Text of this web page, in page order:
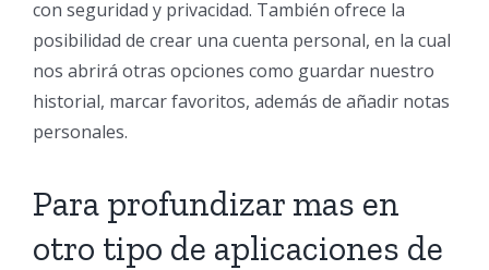
con seguridad y privacidad. También ofrece la
posibilidad de crear una cuenta personal, en la cual
nos abrirá otras opciones como guardar nuestro
historial, marcar favoritos, además de añadir notas
personales.
Para profundizar mas en
otro tipo de aplicaciones de